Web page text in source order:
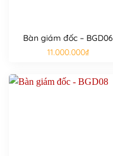
Bàn giám đốc – BGD06
11.000.000₫